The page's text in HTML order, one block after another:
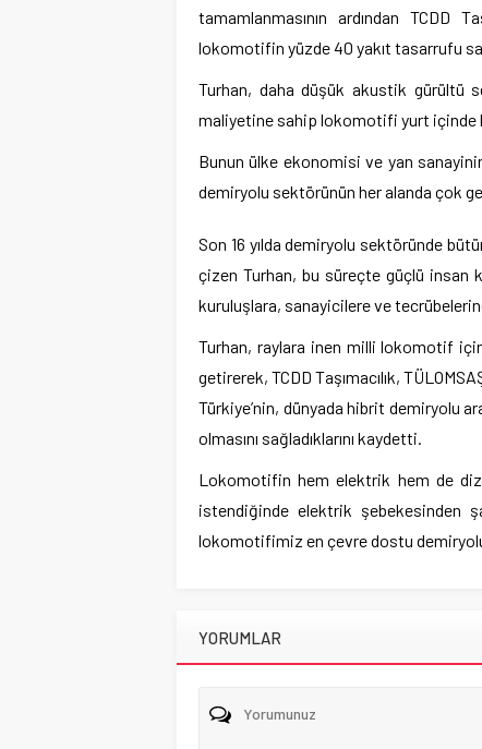
tamamlanmasının ardından TCDD
lokomotifin yüzde 40 yakıt tasarrufu
Turhan, daha düşük akustik gürültü
maliyetine sahip lokomotifi yurt içinde
Bunun ülke ekonomisi ve yan
demiryolu sektörünün her alanda çok
Son 16 yılda demiryolu sektöründe
çizen Turhan, bu süreçte güçlü insan
kuruluşlara, sanayicilere ve
Turhan, raylara inen milli lokomotif
getirerek, TCDD Taşımacılık,
Türkiye’nin, dünyada hibrit demiryolu
olmasını sağladıklarını kaydetti.
Lokomotifin hem elektrik hem de
istendiğinde elektrik şebekesinden
lokomotifimiz en çevre dostu
YORUMLAR